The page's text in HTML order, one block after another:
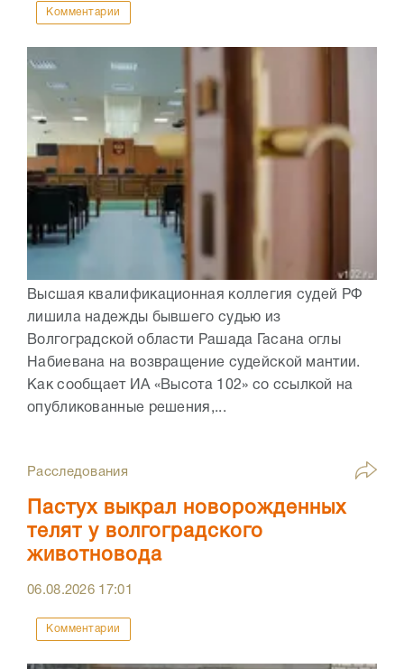
Комментарии
Высшая квалификационная коллегия судей РФ
лишила надежды бывшего судью из
Волгоградской области Рашада Гасана оглы
Набиевана на возвращение судейской мантии.
Как сообщает ИА «Высота 102» со ссылкой на
опубликованные решения,...
Расследования
Пастух выкрал новорожденных
телят у волгоградского
животновода
06.08.2026 17:01
Комментарии